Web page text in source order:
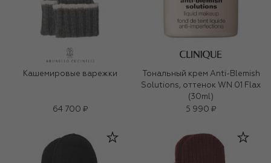
Кашемировые варежки
64 700 ₽
Тональный крем Anti-Blemish
Solutions, оттенок WN 01 Flax
(30ml)
5 990 ₽